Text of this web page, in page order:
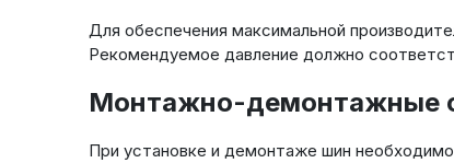
Для обеспечения максимальной
Рекомендуемое давление должно
Монтажно-демонтажные
При установке и демонтаже шин